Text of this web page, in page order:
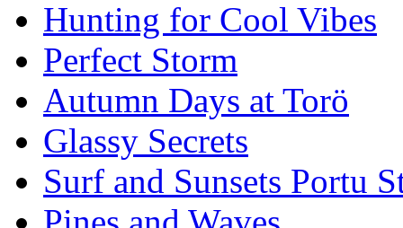
Hunting for Cool Vibes
Perfect Storm
Autumn Days at Torö
Glassy Secrets
Surf and Sunsets Portu